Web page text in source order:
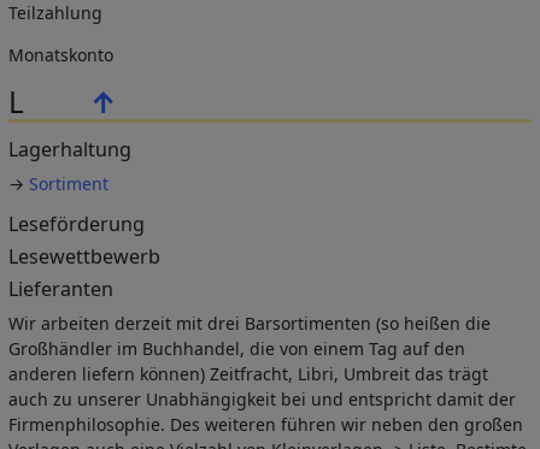
Teilzahlung
Monatskonto
L ↑
Lagerhaltung
→ Sortiment
Leseförderung
Lesewettbewerb
Lieferanten
Wir arbeiten derzeit mit drei Barsortimenten (so heißen die
Großhändler im Buchhandel, die von einem Tag auf den
anderen liefern können) Zeitfracht, Libri, Umbreit das trägt
auch zu unserer Unabhängigkeit bei und entspricht damit der
Firmenphilosophie. Des weiteren führen wir neben den großen